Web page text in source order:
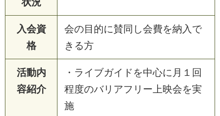
入会資
格
会の目的に賛同し会費を納入で
きる方
活動内
容紹介
・ライブガイドを中心に月１回
程度のバリアフリー上映会を実
施